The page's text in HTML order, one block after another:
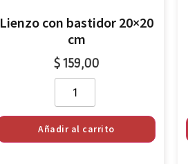
Lienzo con bastidor 20×20
cm
$159,00
Añadir al carrito